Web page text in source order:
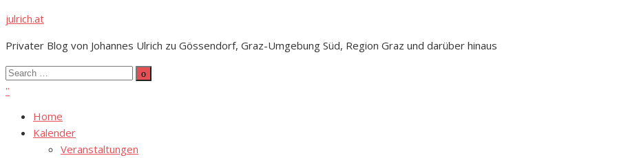
Skip
content
julrich.at
Privater Blog von Johannes Ulrich zu Gössendorf, Graz-Umgebung Süd, Region Graz und darüber hinaus
Search
for:
Search
Home
Kalender
Veranstaltungen